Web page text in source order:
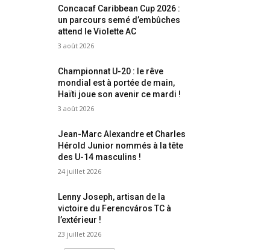
Concacaf Caribbean Cup 2026 :
un parcours semé d’embûches
attend le Violette AC
3 août 2026
Championnat U-20 : le rêve
mondial est à portée de main,
Haïti joue son avenir ce mardi !
3 août 2026
Jean-Marc Alexandre et Charles
Hérold Junior nommés à la tête
des U-14 masculins !
24 juillet 2026
Lenny Joseph, artisan de la
victoire du Ferencváros TC à
l’extérieur !
23 juillet 2026